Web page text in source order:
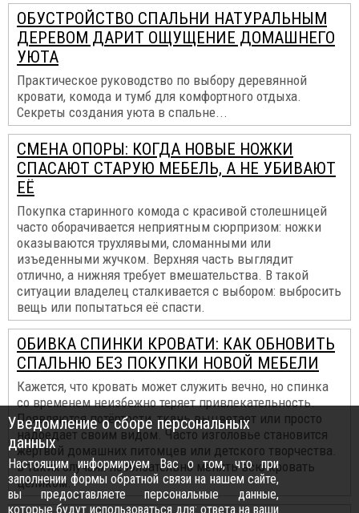
ОБУСТРОЙСТВО СПАЛЬНИ НАТУРАЛЬНЫМ
ДЕРЕВОМ ДАРИТ ОЩУЩЕНИЕ ДОМАШНЕГО
УЮТА
Практическое руководство по выбору деревянной
кровати, комода и тумб для комфортного отдыха.
Секреты создания уюта в спальне...
СМЕНА ОПОРЫ: КОГДА НОВЫЕ НОЖКИ
СПАСАЮТ СТАРУЮ МЕБЕЛЬ, А НЕ УБИВАЮТ
ЕЁ
Покупка старинного комода с красивой столешницей
часто оборачивается неприятным сюрпризом: ножки
оказываются трухлявыми, сломанными или
изъеденными жучком. Верхняя часть выглядит
отлично, а нижняя требует вмешательства. В такой
ситуации владелец сталкивается с выбором: выбросить
вещь или попытаться её спасти.
ОБИВКА СПИНКИ КРОВАТИ: КАК ОБНОВИТЬ
СПАЛЬНЮ БЕЗ ПОКУПКИ НОВОЙ МЕБЕЛИ
Кажется, что кровать может служить вечно, но спинка
со временем неизбежно теряет привлекательность.
Появляются потёртости, ткань выцветает или просто
надоедает своим видом. Часто изголовье становится
жертвой домашних питомцев или детского творчества.
В таких случаях необязательно менять всю кровать
целиком.
Уведомление о сборе персональных
данных
Настоящим информируем Вас о том, что при
заполнении формы обратной связи на нашем сайте,
вы предоставляете персональные данные,
которые будут использоваться для: ответа на ваши